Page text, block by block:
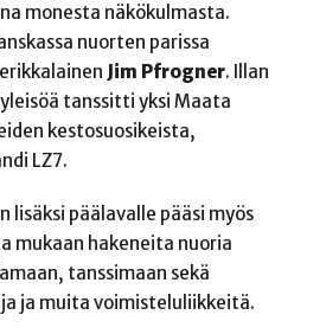
monesta näkökulmasta.
nuorten parissa
Jim Pfrogner. Illan
tanssitti yksi Maata
kestosuosikeista,
LZ7.
lisäksi päälavalle pääsi myös
mukaan hakeneita nuoria
tanssimaan sekä
ja muita voimisteluliikkeitä.